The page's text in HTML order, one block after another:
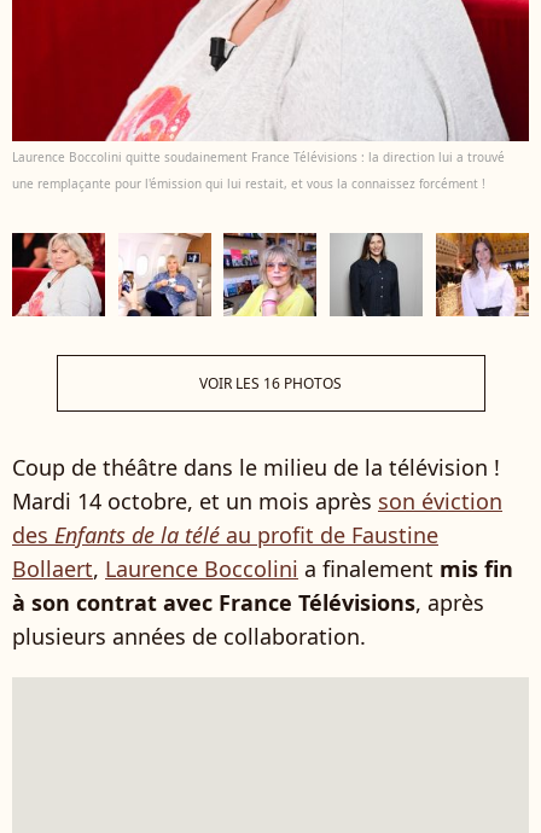
Laurence Boccolini quitte soudainement France Télévisions : la direction lui a trouvé
une remplaçante pour l'émission qui lui restait, et vous la connaissez forcément !
VOIR LES 16 PHOTOS
Coup de théâtre dans le milieu de la télévision !
Mardi 14 octobre, et un mois après son éviction
des Enfants de la télé au profit de Faustine
Bollaert, Laurence Boccolini a finalement mis fin
à son contrat avec France Télévisions, après
plusieurs années de collaboration.